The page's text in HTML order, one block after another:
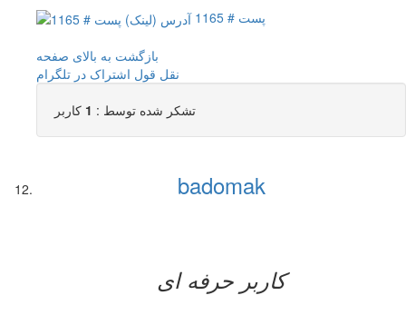
پست # 1165
بازگشت به بالای صفحه
نقل قول اشتراک در تلگرام
تشکر شده توسط : 1 کاربر
badomak
کاربر حرفه ای